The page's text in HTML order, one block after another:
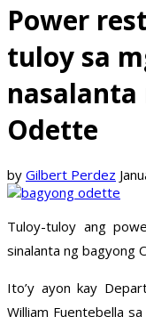
Power
tuloy sa
nasalanta
Odette
by Gilbert Perdez
Tuloy-tuloy ang
sinalanta ng bagyong
Ito’y ayon kay
William Fuentebella